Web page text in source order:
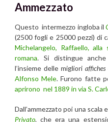
Ammezzato
Questo intermezzo ingloba il
(2500 fogli e 25000 pezzi) di
Michelangelo, Raffaello,
romana. Si distingue
l’insieme delle miglioriaffiches
Alfonso Mele. Furono fatte
aprirono nel 1889 in via S.
Dall’ammezzato poi una scala
Privato, che era una